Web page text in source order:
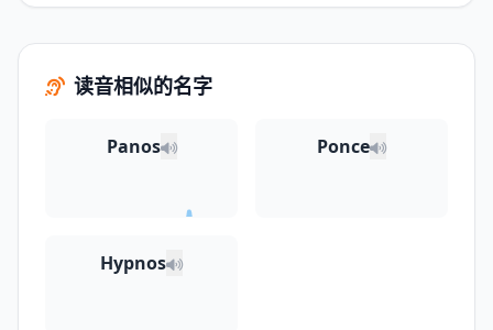
读音相似的名字
Panos Ponce
Hypnos